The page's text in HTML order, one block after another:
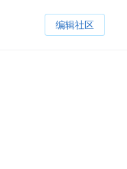
编辑社区